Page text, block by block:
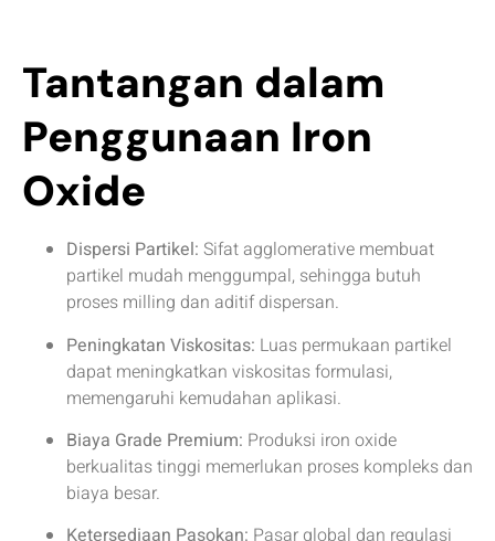
Tantangan dalam
Penggunaan Iron
Oxide
Dispersi Partikel: Sifat agglomerative membuat
partikel mudah menggumpal, sehingga butuh
proses milling dan aditif dispersan.
Peningkatan Viskositas: Luas permukaan partikel
dapat meningkatkan viskositas formulasi,
memengaruhi kemudahan aplikasi.
Biaya Grade Premium: Produksi iron oxide
berkualitas tinggi memerlukan proses kompleks dan
biaya besar.